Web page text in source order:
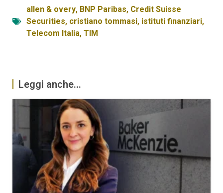
allen & overy, BNP Paribas, Credit Suisse
Securities, cristiano tommasi, istituti finanziari,
Telecom Italia, TIM
Leggi anche...